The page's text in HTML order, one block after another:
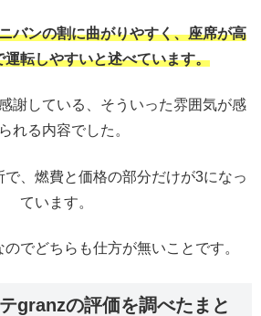
バンの割に曲がりやすく、座席が高
運転しやすいと述べています。
謝している、そういった雰囲気が感
れる内容でした。
、燃費と価格の部分だけが3になっ
ています。
でどちらも仕方が無いことです。
granzの評価を調べたまと